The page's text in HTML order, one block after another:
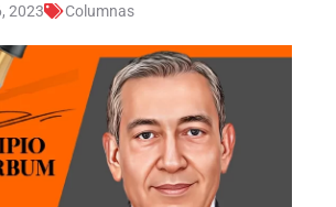
2023 Columnas